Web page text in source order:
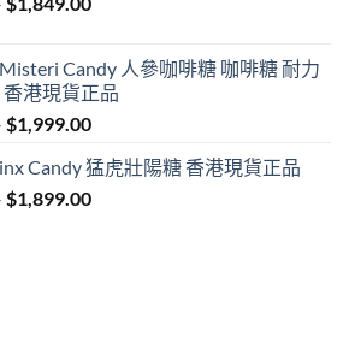
$1,999.00
through
$1,849.00
Candy 人參咖啡糖 咖啡糖 耐力
港現貨正品
$1,999.00Price
$799.00
through
Candy 猛虎壯陽糖 香港現貨正品
$1,899.00Price